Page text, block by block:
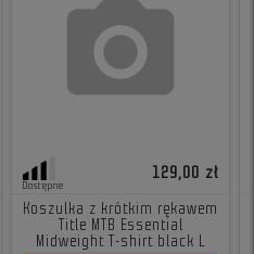
Dostępne
129,00 zł
Koszulka z krótkim rękawem
Title MTB Essential
Midweight T-shirt black L